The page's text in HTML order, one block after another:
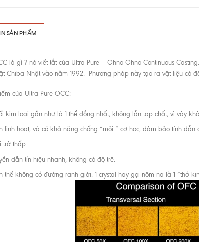
SẢN PHẨM
là gì ? nó viết tắt của Ultra Pure – Ohno Ohno Continuous Casting
Chiba Nhật vào năm 1992. Phương pháp này tạo ra vật liệu có
của Ultra Pure OCC:
kim loại gần như là 1 thể đồng nhất, không lẫn tạp chất, vì vậy
linh hoạt, và có khả năng chống “mỏi ” cơ học, đảm bảo tính dẫn
trở thấp
dẫn tín hiệu nhanh, không có độ trễ.
thế không có đường ranh giới. 1 crystal hay gọi nôm na là 1 “thớ